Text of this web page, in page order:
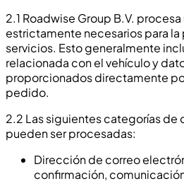
2.1 Roadwise Group B.V.
estrictamente necesarios para la
servicios. Esto generalmente
relacionada con el vehículo y
proporcionados directamente
pedido.
2.2 Las siguientes categorías de
pueden ser procesadas:
Dirección de correo
confirmación,